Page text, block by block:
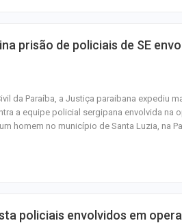
prisão de policiais de SE
da Paraíba, a Justiça paraibana expediu
a equipe policial sergipana envolvida na
homem no município de Santa Luzia, na
policiais envolvidos em